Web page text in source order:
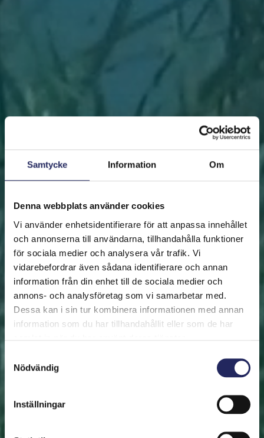
Samtycke Information Om
Denna webbplats använder cookies
Vi använder enhetsidentifierare för att anpassa innehållet
och annonserna till användarna, tillhandahålla funktioner
för sociala medier och analysera vår trafik. Vi
vidarebefordrar även sådana identifierare och annan
information från din enhet till de sociala medier och
annons- och analysföretag som vi samarbetar med.
Dessa kan i sin tur kombinera informationen med annan
information som du har tillhandahållit eller som de har
Nödvändig
Inställningar
FRAMSIDAN HJÄLP ÖSTERSJÖN RÄDDA EN BIT
Rädda en bit
Hjälp oss att rädda Östersjön. Du kan också ge den
räddade biten som en present. En bit av Östersjön är